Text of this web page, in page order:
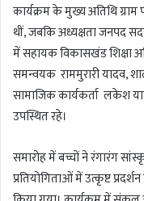
कार्यक्रम के मुख्य अतिथि ग्राम
थीं, जबकि अध्यक्षता जनपद
में सहायक विकासखंड शिक्षा
समन्वयक राममुरारी यादव,
सामाजिक कार्यकर्ता लकेश
उपस्थित रहे।
समारोह में बच्चों ने रंगारंग
प्रतियोगिताओं में उत्कृष्ट